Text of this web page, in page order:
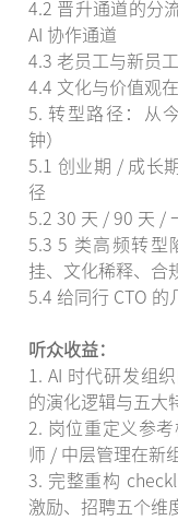
4.2 晋升通道的分
AI 协作通道
4.3 老员工与新员
4.4 文化与价值观
5. 转型路径：从
钟）
5.1 创业期 / 成长
径
5.2 30 天 / 90 天 /
5.3 5 类高频转型
挂、文化稀释、合
5.4 给同行 CTO 的
听众收益：
1. AI 时代研发组
的演化逻辑与五大
2. 岗位重定义参
师 / 中层管理在新
3. 完整重构
激励、招聘五个维